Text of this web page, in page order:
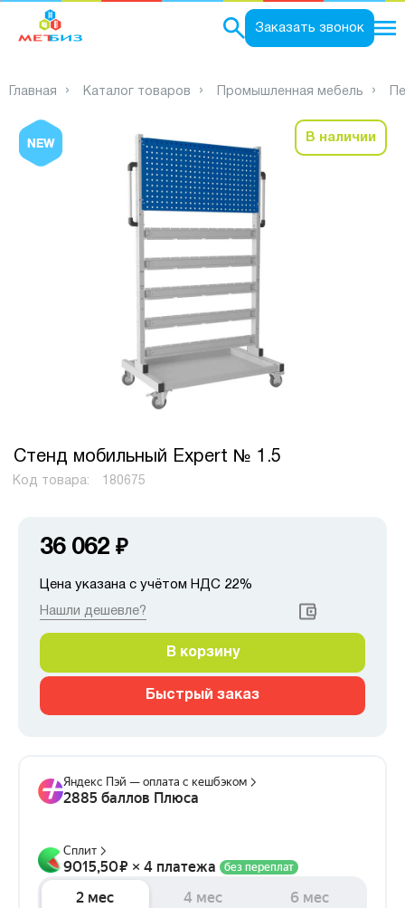
Заказать звонок
Главная Каталог товаров Промышленная мебель
В наличии
Стенд мобильный Expert № 1.5
Код товара: 180675
36 062 ₽
Цена указана с учётом НДС 22%
Нашли дешевле?
В корзину
Быстрый заказ